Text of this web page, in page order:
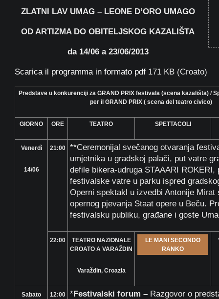
ZLATNI LAV UMAG – LEONE D’ORO UMAGO
OD ARTIZMA DO OBITELJSKOG KAZALIŠTA
da 14/06 a 23/06/2013
Scarica il programma in formato pdf 171 KB (Croato)
Predstave u konkurenciji za GRAND PRIX festivala (scena kazališta) /
per il GRAND PRIX ( scena del teatro civico)
GIORNO ORE TEATRO SPETTACOLI
Venerdì
14/06
21:00
**Ceremonijal svečanog otvaranja
umjetnika u gradskoj palači, put vatre
defile bikera-udruga STAAARI ROKERI,
festivalske vatre u parku ispred
Operni spektakl u izvedbi Antonije Mirat
opernog pjevanja Staat opere u Beču.
festivalsku publiku, građane i goste
22:00
TEATRO NAZIONALE
CROATO A VARAŽDIN
Varaždin, Croazia
LE MANI SECONDO
RANKO
Sabato 12:00 *Festivalski forum – Razgovor o